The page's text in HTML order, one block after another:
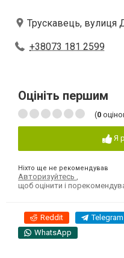
Трускавець, вулиця
+38073 181 2599
Оцініть першим
(0
Я
Ніхто ще не рекомендував
Авторизуйтесь
щоб оцінити і
Reddit Telegram
WhatsApp